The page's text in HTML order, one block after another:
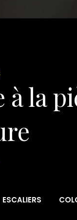
la
ESCALIERS